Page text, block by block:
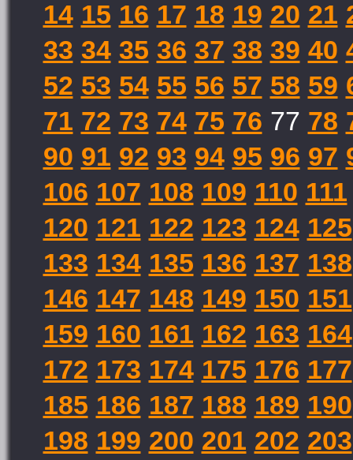
14 15 16 17 18 19 20 21
33 34 35 36 37 38 39 40
52 53 54 55 56 57 58 59
71 72 73 74 75 76 77 78
90 91 92 93 94 95 96 97
106 107 108 109 110 111
120 121 122 123 124 125
133 134 135 136 137 138
146 147 148 149 150 151
159 160 161 162 163 164
172 173 174 175 176 177
185 186 187 188 189 190
198 199 200 201 202 203